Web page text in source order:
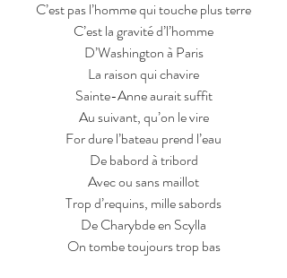
C’est pas l’homme qui touche plus terre
C’est la gravité d’l’homme
D’Washington à Paris
La raison qui chavire
Sainte-Anne aurait suffit
Au suivant, qu’on le vire
For dure l’bateau prend l’eau
De babord à tribord
Avec ou sans maillot
Trop d’requins, mille sabords
De Charybde en Scylla
On tombe toujours trop bas